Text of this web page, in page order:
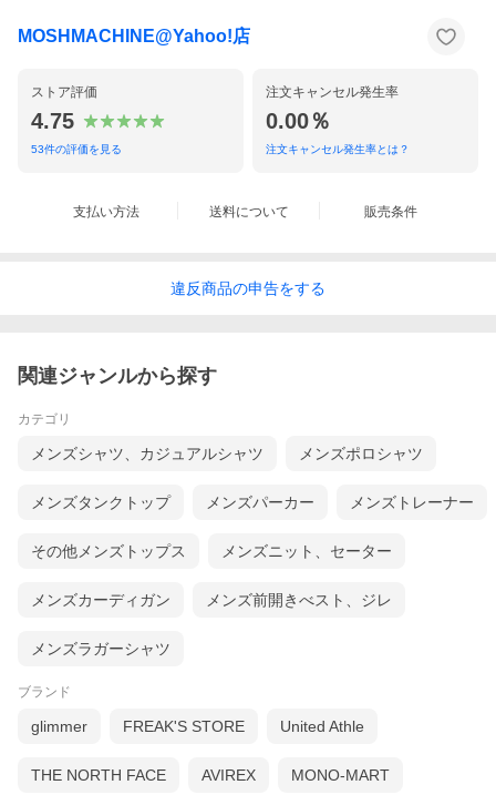
MOSHMACHINE@Yahoo!店
ストア評価
4.75
53件の評価を見る
注文キャンセル発生率
0.00％
注文キャンセル発生率とは？
支払い方法 送料について 販売条件
違反商品の申告をする
関連ジャンルから探す
カテゴリ
メンズシャツ、カジュアルシャツ メンズポロシャツ
メンズタンクトップ メンズパーカー メンズトレーナー
その他メンズトップス メンズニット、セーター
メンズカーディガン メンズ前開きべスト、ジレ
メンズラガーシャツ
ブランド
glimmer FREAK'S STORE United Athle
THE NORTH FACE AVIREX MONO-MART